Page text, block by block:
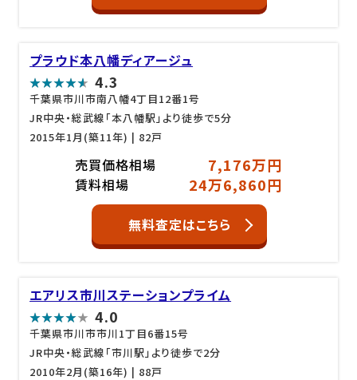
プラウド本八幡ディアージュ
4.3
千葉県市川市南八幡4丁目12番1号
JR中央・総武線「本八幡駅」より徒歩で5分
2015年1月(築11年) | 82戸
売買価格相場 7,176万円
賃料相場 24万6,860円
無料査定はこちら
エアリス市川ステーションプライム
4.0
千葉県市川市市川1丁目6番15号
JR中央・総武線「市川駅」より徒歩で2分
2010年2月(築16年) | 88戸